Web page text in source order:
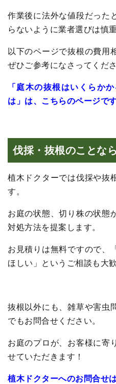
作業後に法外な値段だった
らないように業者選びは慎
以下のページで抜根の費用
ぜひご参考になさってくださ
「庭木の抜根はいくらか
は」は、こちらのページです
伐採・抜根のことな
植木ドクターでは伐採や抜
す。
お庭の状態、切り株の状態
対処方法を提案します。
お見積りは無料ですので、
ほしい」というご相談も大歓
抜根以外にも、雑草や害虫
でもお問合せください。
お庭のプロが、お客様に寄
せていただきます！
植木ドクターへのお問合せ